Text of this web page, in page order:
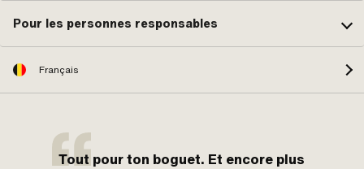
Pour les personnes responsables
Français
Tout pour ton boguet. Et encore plus